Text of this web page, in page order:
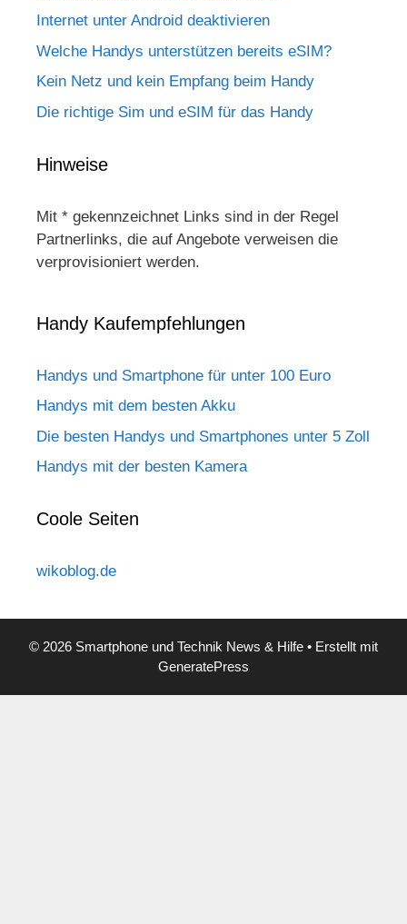
Internet unter Android deaktivieren
Welche Handys unterstützen bereits eSIM?
Kein Netz und kein Empfang beim Handy
Die richtige Sim und eSIM für das Handy
Hinweise
Mit * gekennzeichnet Links sind in der Regel
Partnerlinks, die auf Angebote verweisen die
verprovisioniert werden.
Handy Kaufempfehlungen
Handys und Smartphone für unter 100 Euro
Handys mit dem besten Akku
Die besten Handys und Smartphones unter 5 Zoll
Handys mit der besten Kamera
Coole Seiten
wikoblog.de
© 2026 Smartphone und Technik News & Hilfe • Erstellt mit
GeneratePress